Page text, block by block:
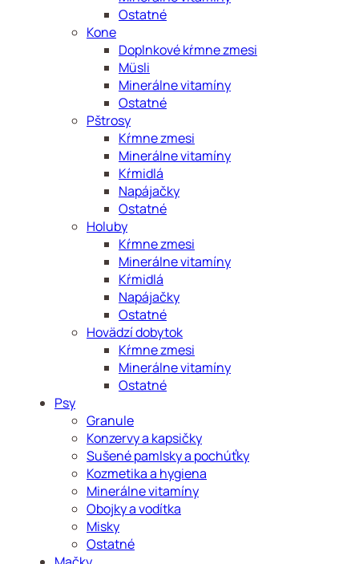
Ostatné
Kone
Doplnkové kŕmne zmesi
Müsli
Minerálne vitamíny
Ostatné
Pštrosy
Kŕmne zmesi
Minerálne vitamíny
Kŕmidlá
Napájačky
Ostatné
Holuby
Kŕmne zmesi
Minerálne vitamíny
Kŕmidlá
Napájačky
Ostatné
Hovädzí dobytok
Kŕmne zmesi
Minerálne vitamíny
Ostatné
Psy
Granule
Konzervy a kapsičky
Sušené pamlsky a pochúťky
Kozmetika a hygiena
Minerálne vitamíny
Obojky a vodítka
Misky
Ostatné